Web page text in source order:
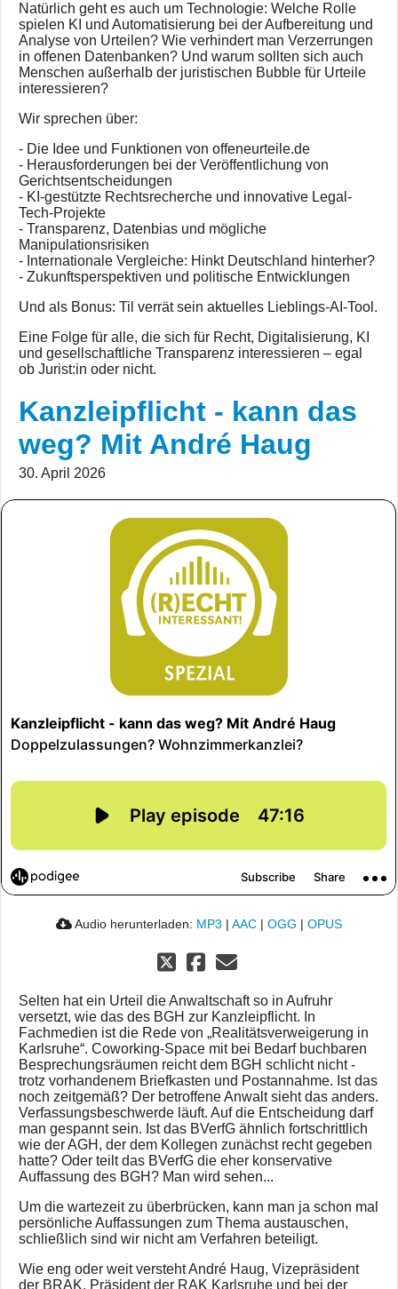
Natürlich geht es auch um Technologie: Welche Rolle
spielen KI und Automatisierung bei der Aufbereitung und
Analyse von Urteilen? Wie verhindert man Verzerrungen
in offenen Datenbanken? Und warum sollten sich auch
Menschen außerhalb der juristischen Bubble für Urteile
interessieren?
Wir sprechen über:
- Die Idee und Funktionen von offeneurteile.de
- Herausforderungen bei der Veröffentlichung von
Gerichtsentscheidungen
- KI-gestützte Rechtsrecherche und innovative Legal-
Tech-Projekte
- Transparenz, Datenbias und mögliche
Manipulationsrisiken
- Internationale Vergleiche: Hinkt Deutschland hinterher?
- Zukunftsperspektiven und politische Entwicklungen
Und als Bonus: Til verrät sein aktuelles Lieblings-AI-Tool.
Eine Folge für alle, die sich für Recht, Digitalisierung, KI
und gesellschaftliche Transparenz interessieren – egal
ob Jurist:in oder nicht.
Kanzleipflicht - kann das
weg? Mit André Haug
30. April 2026
Audio herunterladen: MP3 | AAC | OGG | OPUS
Selten hat ein Urteil die Anwaltschaft so in Aufruhr
versetzt, wie das des BGH zur Kanzleipflicht. In
Fachmedien ist die Rede von „Realitätsverweigerung in
Karlsruhe“. Coworking‑Space mit bei Bedarf buchbaren
Besprechungsräumen reicht dem BGH schlicht nicht -
trotz vorhandenem Briefkasten und Postannahme. Ist das
noch zeitgemäß? Der betroffene Anwalt sieht das anders.
Verfassungsbeschwerde läuft. Auf die Entscheidung darf
man gespannt sein. Ist das BVerfG ähnlich fortschrittlich
wie der AGH, der dem Kollegen zunächst recht gegeben
hatte? Oder teilt das BVerfG die eher konservative
Auffassung des BGH? Man wird sehen...
Um die wartezeit zu überbrücken, kann man ja schon mal
persönliche Auffassungen zum Thema austauschen,
schließlich sind wir nicht am Verfahren beteiligt.
Wie eng oder weit versteht André Haug, Vizepräsident
der BRAK, Präsident der RAK Karlsruhe und bei der